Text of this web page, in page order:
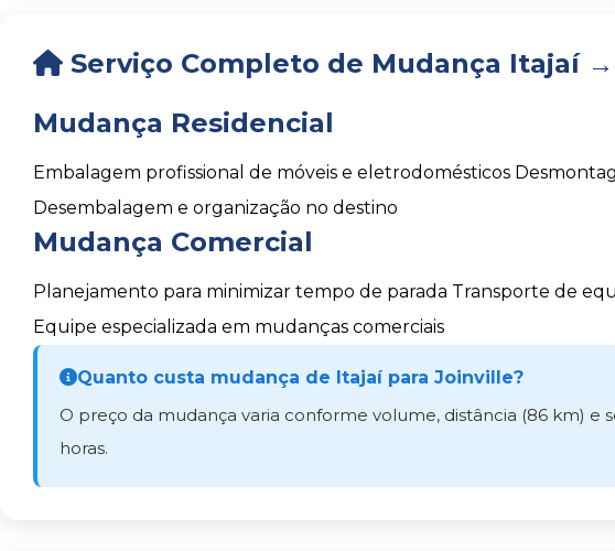
Serviço Completo de Mudança Itajaí
Mudança Residencial
Embalagem profissional de móveis e eletrodomésticos
Desembalagem e organização no destino
Mudança Comercial
Planejamento para minimizar tempo de parada Transporte de
Equipe especializada em mudanças comerciais
Quanto custa mudança de Itajaí para Joinville?
O preço da mudança varia conforme volume, distância (86 km) e
horas.